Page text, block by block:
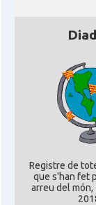
Ambaixada
Registre de
que s'han fet
arreu del